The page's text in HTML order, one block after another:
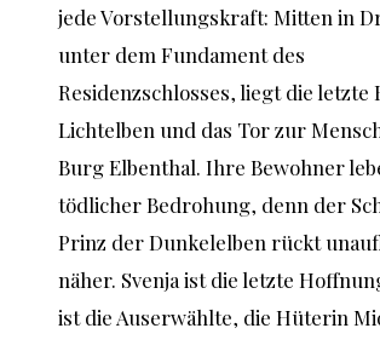
jede Vorstellungskraft: Mitten in
unter dem Fundament des
Residenzschlosses, liegt die letzte
Lichtelben und das Tor zur
Burg Elbenthal. Ihre Bewohner
tödlicher Bedrohung, denn der
Prinz der Dunkelelben rückt
näher. Svenja ist die letzte
ist die Auserwählte, die Hüterin